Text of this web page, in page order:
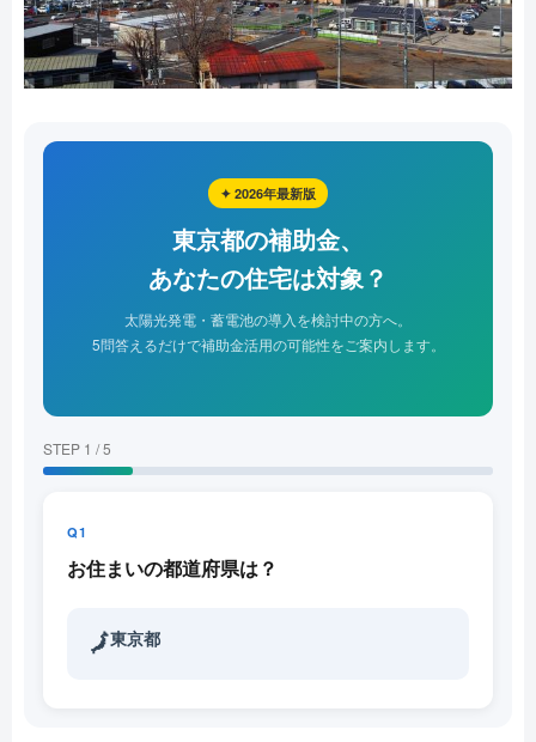
✦ 2026年最新版
東京都の補助金、
あなたの住宅は対象？
太陽光発電・蓄電池の導入を検討中の方へ。
5問答えるだけで補助金活用の可能性をご案内します。
STEP 1 / 5
Q1
お住まいの都道府県は？
🗾東京都